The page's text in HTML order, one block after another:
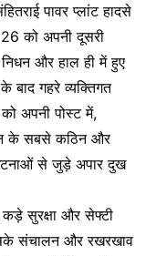
ar
e
पावर प्लांट हादसे
को अपनी दूसरी
और हाल ही में हुए
बाद गहरे व्यक्तिगत
अपनी पोस्ट में,
के सबसे कठिन और
से जुड़े अपार दुख
कड़े सुरक्षा और सेफ्टी
संचालन और रखरखाव